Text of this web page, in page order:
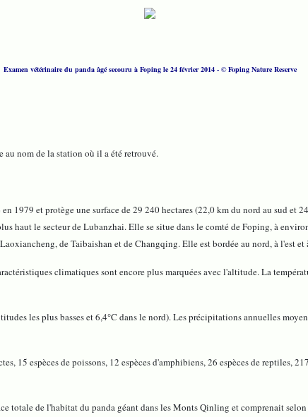
Examen vétérinaire du panda âgé secouru à Foping le 24 février 2014 - © Foping Nature Reserve
nom de la station où il a été retrouvé.
1979 et protège une surface de 29 240 hectares (22,0 km du nord au sud
haut le secteur de Lubanzhai. Elle se situe dans le comté de Foping, à
de Taibaishan et de Changqing. Elle est bordée au nord, à l'est et
climatiques sont encore plus marquées avec l'altitude. La
les plus basses et 6,4°C dans le nord). Les précipitations annuelles
15 espèces de poissons, 12 espèces d'amphibiens, 26 espèces de reptiles,
totale de l'habitat du panda géant dans les Monts Qinling et comprenait